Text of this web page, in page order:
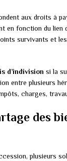
aux droits à
en fonction du lien
survivants et
d’indivision si la
entre plusieurs
charges,
des
plusieurs